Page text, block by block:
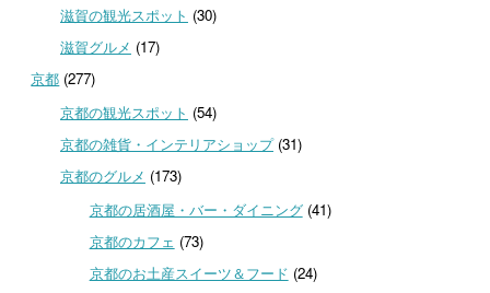
滋賀の観光スポット (30)
滋賀グルメ (17)
京都 (277)
京都の観光スポット (54)
京都の雑貨・インテリアショップ(31)
京都のグルメ (173)
京都の居酒屋・バー・ダイニング(41)
京都のカフェ (73)
京都のお土産スイーツ＆フード (24)